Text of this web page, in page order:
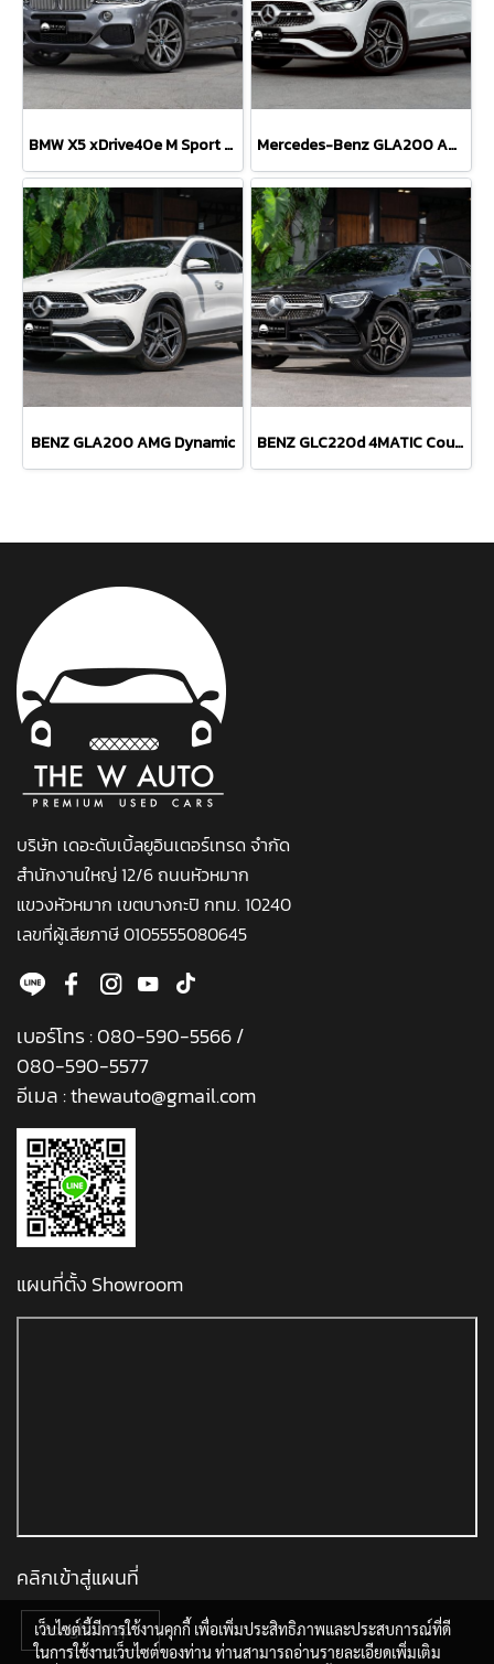
BMW X5 xDrive40e M Sport Plug-in Hybrid Mercedes-Benz GLA200 AMG Dynamic
BENZ GLA200 AMG Dynamic BENZ GLC220d 4MATIC Coupe AMG Dynamic Facelift
บริษัท เดอะดับเบิ้ลยูอินเตอร์เทรด จำกัด
สำนักงานใหญ่ 12/6 ถนนหัวหมาก
แขวงหัวหมาก เขตบางกะปิ กทม. 10240
เลขที่ผู้เสียภาษี 0105555080645
เบอร์โทร :080-590-5566/
080-590-5577
อีเมล :thewauto@gmail.com
แผนที่ตั้ง Showroom
คลิกเข้าสู่แผนที่
เว็บไซต์นี้มีการใช้งานคุกกี้ เพื่อเพิ่มประสิทธิภาพและประสบการณ์ที่ดี
ในการใช้งานเว็บไซต์ของท่าน ท่านสามารถอ่านรายละเอียดเพิ่มเติม